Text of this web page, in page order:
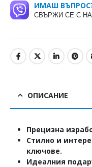
ИМАШ
СВЪРЖИ СЕ С
ОПИСАНИЕ
Прецизна
Стилно и
ключове.
Идеалния